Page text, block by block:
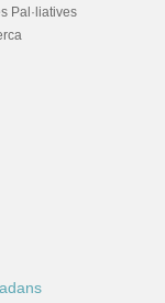
Pal·liatives